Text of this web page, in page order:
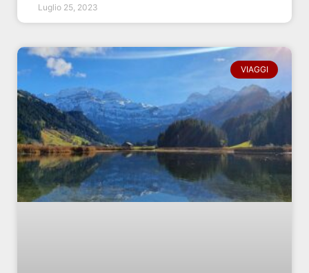
Luglio 25, 2023
VIAGGI